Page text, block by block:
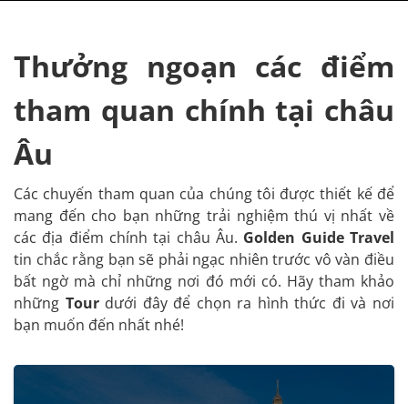
Thưởng ngoạn các điểm
tham quan chính tại châu
Âu
Các chuyến tham quan của chúng tôi được thiết kế để
mang đến cho bạn những trải nghiệm thú vị nhất về
các địa điểm chính tại châu Âu. Golden Guide Travel
tin chắc rằng bạn sẽ phải ngạc nhiên trước vô vàn điều
bất ngờ mà chỉ những nơi đó mới có. Hãy tham khảo
những Tourdưới đây để chọn ra hình thức đi và nơi
bạn muốn đến nhất nhé!